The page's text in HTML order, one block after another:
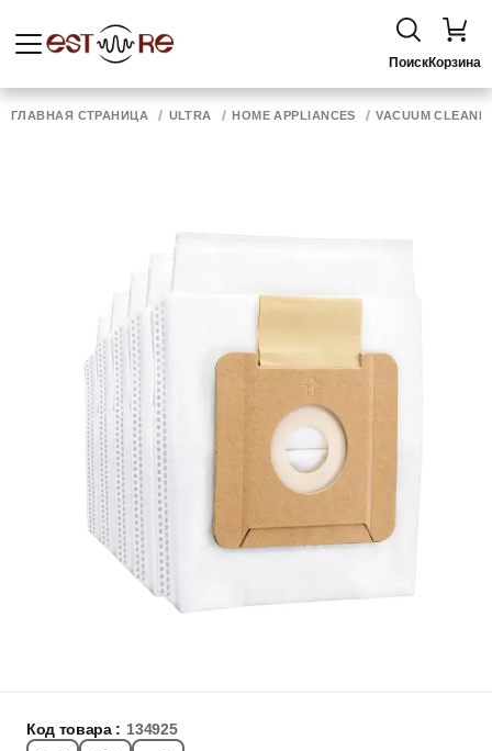
ПоискКорзина
ГЛАВНАЯ СТРАНИЦА ULTRA HOME APPLIANCES VACUUM
Код товара : 134925